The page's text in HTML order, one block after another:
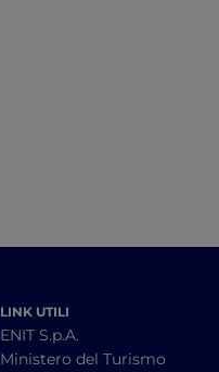
LINK UTILI
ENIT S.p.A.
Ministero del Turismo